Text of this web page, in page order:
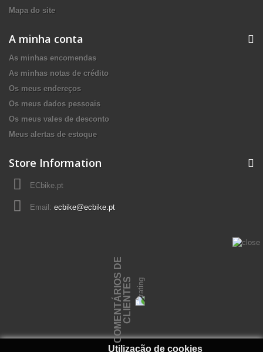
Mapa do site
A minha conta
As minhas encomendas
As minhas notas de crédito
Os meus endereços
Os meus dados pessoais
Os meus vales de desconto
Meus alertas de estoque
Store Information
ECbike.pt
Email: ecbike@ecbike.pt
Utilização de cookies
C
O
M
E
N
T
Á
R
I
O
S
D
E
C
L
I
E
N
T
ES